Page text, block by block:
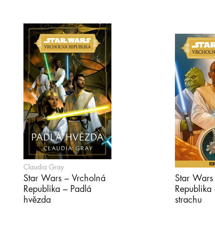
Claudia Gray
Star Wars – Vrcholná
Republika – Padlá
hvězda
Star
strachu